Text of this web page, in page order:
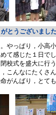
とうございました
やっぱり，小高
て感じた１日で
校式を盛大に行
こんなにたくさ
がんばり，とて